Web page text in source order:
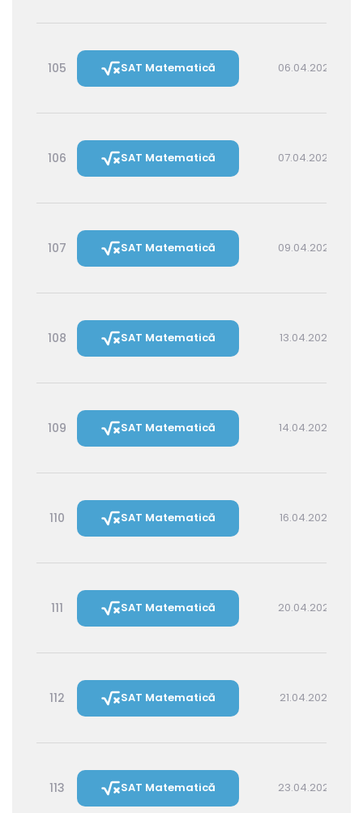
105 SAT Matematică 06.04.2027 16:00
106 SAT Matematică 07.04.2027 14:30
107 SAT Matematică 09.04.2027 16:00
108 SAT Matematică 13.04.2027 16:00
109 SAT Matematică 14.04.2027 14:30
110 SAT Matematică 16.04.2027 16:00
111 SAT Matematică 20.04.2027 16:00
112 SAT Matematică 21.04.2027 14:30
113 SAT Matematică 23.04.2027 16:00